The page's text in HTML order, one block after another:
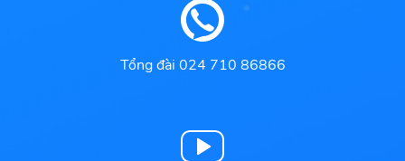
Tổng đài 024 710 86866